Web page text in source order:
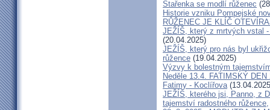
Stařenka se modlí růženec
Historie vzniku Pompejské
RŮŽENEC JE KLÍČ
JEŽÍŠ, který z mrtvých vstal
(20.04.2025)
JEŽÍŠ, který pro nás byl
růžence (19.04.2025)
Výzvy k bolestným
Neděle 13.4. FATIMSKÝ
Fatimy - Koclířova
JEŽÍŠ, kterého jsi, Panno, z
tajemství radostného růžence,